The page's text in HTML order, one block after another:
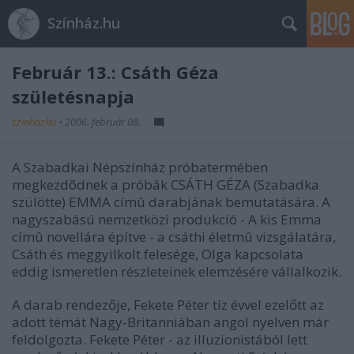
Színház.hu
Február 13.: Csáth Géza
születésnapja
szinhazhu • 2006. február 08.
A Szabadkai Népszínház próbatermében
megkezdõdnek a próbák CSÁTH GÉZA (Szabadka
szülötte) EMMA címû darabjának bemutatására. A
nagyszabású nemzetközi produkció - A kis Emma
címû novellára építve - a csáthi életmû vizsgálatára,
Csáth és meggyilkolt felesége, Olga kapcsolata
eddig ismeretlen részleteinek elemzésére vállalkozik.
A darab rendezője, Fekete Péter tíz évvel ezelőtt az
adott témát Nagy-Britanniában angol nyelven már
feldolgozta. Fekete Péter - az illuzionistából lett